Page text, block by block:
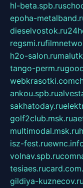
hl-beta.spb.ru
epoha-
dieselvostok.ru
regsmi.ru
h2o-salon.ru
tango-perm.ru
webkrasotki.com
ankou.spb.ru
sakhatoday.ru
golf2club.msk.ru
multimodal.msk.ru
isz-fest.ru
volnav.spb.ru
tesiaes.ru
gildiya-kuznecov.ru